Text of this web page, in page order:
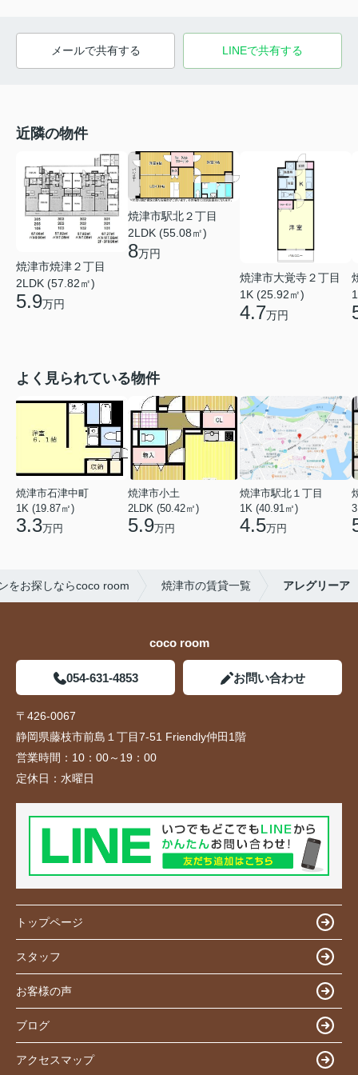
メールで共有する LINEで共有する
近隣の物件
焼津市焼津２丁目
2LDK (57.82㎡)
5.9万円
焼津市駅北２丁目
2LDK (55.08㎡)
8万円
焼津市大覚寺２丁目
1K (25.92㎡)
4.7万円
よく見られている物件
焼津市石津中町
1K (19.87㎡)
3.3万円
焼津市小土
2LDK (50.42㎡)
5.9万円
焼津市駅北１丁目
1K (40.91㎡)
4.5万円
をお探しならcoco room 焼津市の賃貸一覧 アレグリーア
coco room
054-631-4853 お問い合わせ
〒426-0067
静岡県藤枝市前島１丁目7-51 Friendly仲田1階
営業時間： 10：00～19：00
定休日： 水曜日
トップページ
スタッフ
お客様の声
ブログ
アクセスマップ